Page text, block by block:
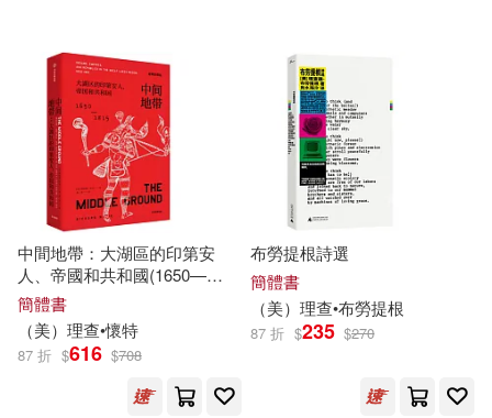
周佳敏(28)
奧斯卡．王爾德(28)
志波ひより(28) 澀谷昌三(28)
牛頓出版公司(28) 畢淑敏(28)
陳桂清(28)
大連海事大學出版社(331)
山東大學出版社(328)
漢語大詞典出版社(326)
現代出版社(325)
汕頭大學出版社(323)
中國旅游出版社(322)
中間地帶：大湖區的印第安
人、帝國和共和國(1650—
1815)(全球史譯叢07)
簡體書
（美） 理查•懷特
87 折 $616 $708
布勞提根詩選
簡體書
（美） 理查•布勞提根
87 折 $235 $270